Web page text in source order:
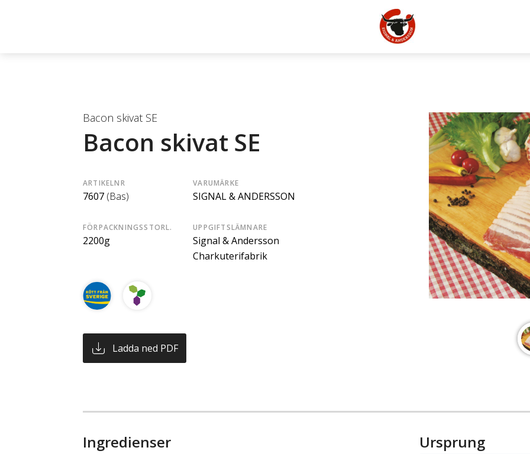
Bacon skivat SE
Bacon skivat SE
ARTIKELNR
7607 (Bas)
VARUMÄRKE
SIGNAL & ANDERSSON
FÖRPACKNINGSSTORL.
2200g
UPPGIFTSLÄMNARE
Signal & Andersson
Charkuterifabrik
Ladda ned PDF
Ingredienser Ursprung